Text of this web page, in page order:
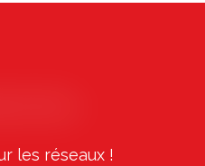
les réseaux !